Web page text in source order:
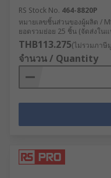
RS Stock No. 464-8820P
หมายเลขชิ้นส่วนของผู้ผลิต /
ยอดรวมย่อย 25 ชิ้น (จัดส่งใน
THB113.275(ไม่รวมภาษี
จำนวน / Quantity